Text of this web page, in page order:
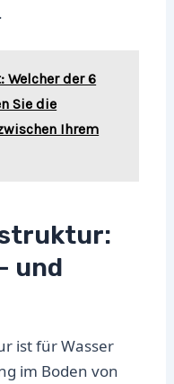
Welcher der 6
Sie die
Ihrem
und
ist für Wasser
im Boden von